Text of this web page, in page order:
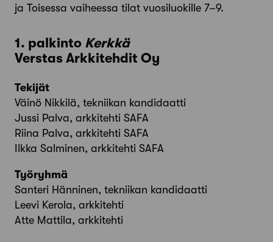
ja Toisessa vaiheessa tilat vuosiluokille 7–9.
1. palkinto Kerkkä
Verstas Arkkitehdit Oy
Tekijät
Väinö Nikkilä, tekniikan kandidaatti
Jussi Palva, arkkitehti SAFA
Riina Palva, arkkitehti SAFA
Ilkka Salminen, arkkitehti SAFA
Työryhmä
Santeri Hänninen, tekniikan kandidaatti
Leevi Kerola, arkkitehti
Atte Mattila, arkkitehti